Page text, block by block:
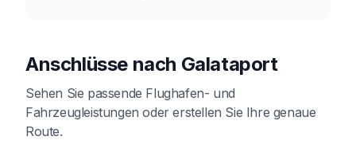
Anschlüsse nach Galataport
Sehen Sie passende Flughafen- und
Fahrzeugleistungen oder erstellen Sie Ihre genaue
Route.